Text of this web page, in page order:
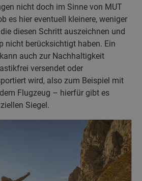
nicht doch im Sinne von MUT
es hier eventuell kleinere, weniger
diesen Schritt auszeichnen und
nicht berücksichtigt haben. Ein
auch zur Nachhaltigkeit
versendet oder
wird, also zum Beispiel mit
Flugzeug – hierfür gibt es
Siegel.